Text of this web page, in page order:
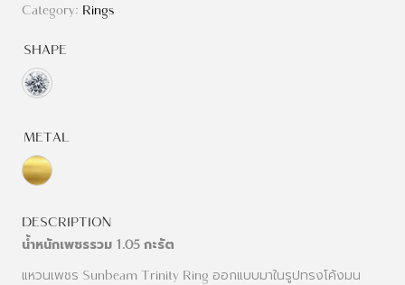
Category: Rings
SHAPE
METAL
DESCRIPTION
น้ำหนักเพชรรวม 1.05 กะรัต
แหวนเพชร Sunbeam Trinity Ring ออกแบบมาในรูปทรงโค้งมน